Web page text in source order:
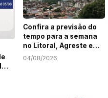
Confira a previsão do
tempo para a semana
no Litoral, Agreste e
Sertão de Sergipe
04/08/2026